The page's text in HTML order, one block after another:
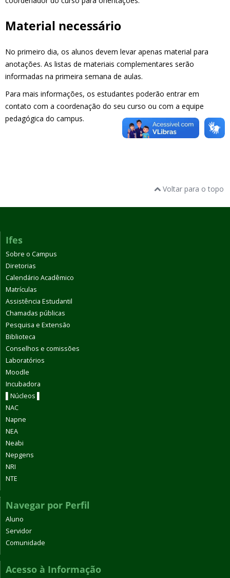
Material necessário
No primeiro dia, os alunos devem levar apenas material para
anotações. As listas de materiais complementares serão
informadas na primeira semana de aulas.
Para mais informações, os estudantes poderão entrar em
contato com a coordenação do seu curso ou com a equipe
pedagógica do campus.
Voltar para o topo
Ifes
Sobre o Campus
Diretorias
Calendário Acadêmico
Matrículas
Assistência Estudantil
Chamadas públicas
Pesquisa e Extensão
Biblioteca
Conselhos e comissões
Laboratórios
Moodle
Incubadora
▌Núcleos ▌
NAC
Napne
NEA
Neabi
Nepgens
NRI
NTE
Navegar por Perfil
Aluno
Servidor
Comunidade
Acesso à Informação